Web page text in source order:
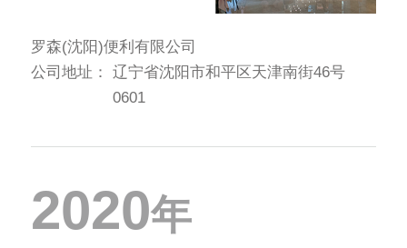
罗森(沈阳)便利有限公司
公司地址：
辽宁省沈阳市和平区天津南街46号
0601
2020年